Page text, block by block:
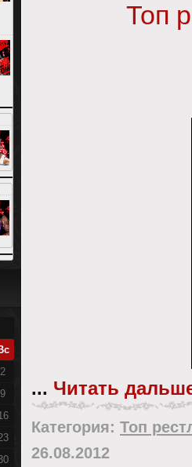
2
9
Топ
... Читать
Категория: Топ
26.08.2012